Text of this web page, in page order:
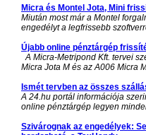
Micra és Montel Jota, Mini
Miután most már a Montel
engedélyt a legfrissebb
Újabb online pénztárgép
A Micra-Metripond Kft. tervei
Micra Jota M és az A006 Micra
Ismét tervben az összes
A 24.hu portál információja
online pénztárgép legyen
Szivárognak az engedélyek: